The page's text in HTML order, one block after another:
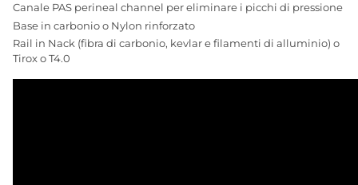
Canale PAS perineal channel per eliminare i picchi di pressione
Base in carbonio o Nylon rinforzato
Rail in Nack (fibra di carbonio, kevlar e filamenti di alluminio) o
Tirox o T4.0